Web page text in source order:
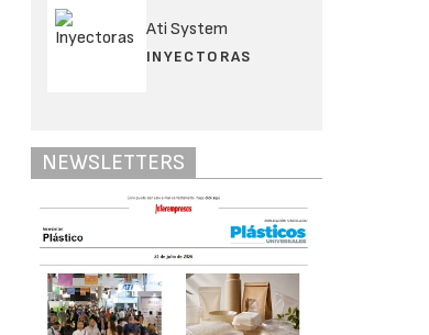
Ati System
INYECTORAS
NEWSLETTERS